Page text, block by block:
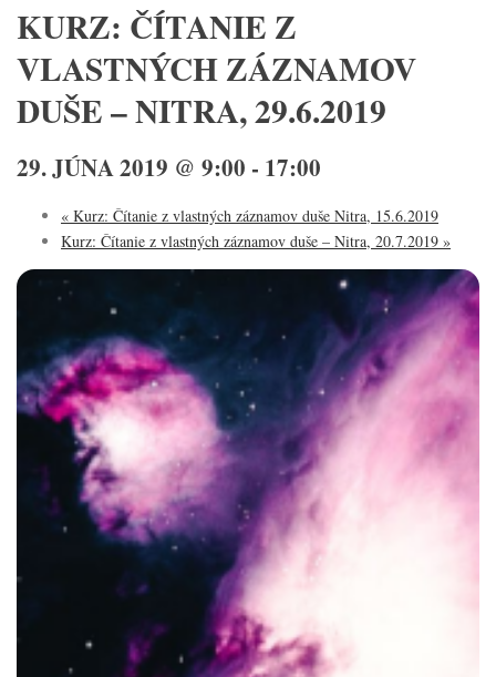
KURZ: ČÍTANIE Z
VLASTNÝCH ZÁZNAMOV
DUŠE – NITRA, 29.6.2019
29. JÚNA 2019 @ 9:00 - 17:00
« Kurz: Čítanie z vlastných záznamov duše Nitra, 15.6.2019
Kurz: Čítanie z vlastných záznamov duše – Nitra, 20.7.2019 »